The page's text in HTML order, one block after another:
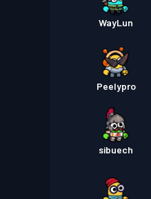
WayLun
Peelypro
sibuech